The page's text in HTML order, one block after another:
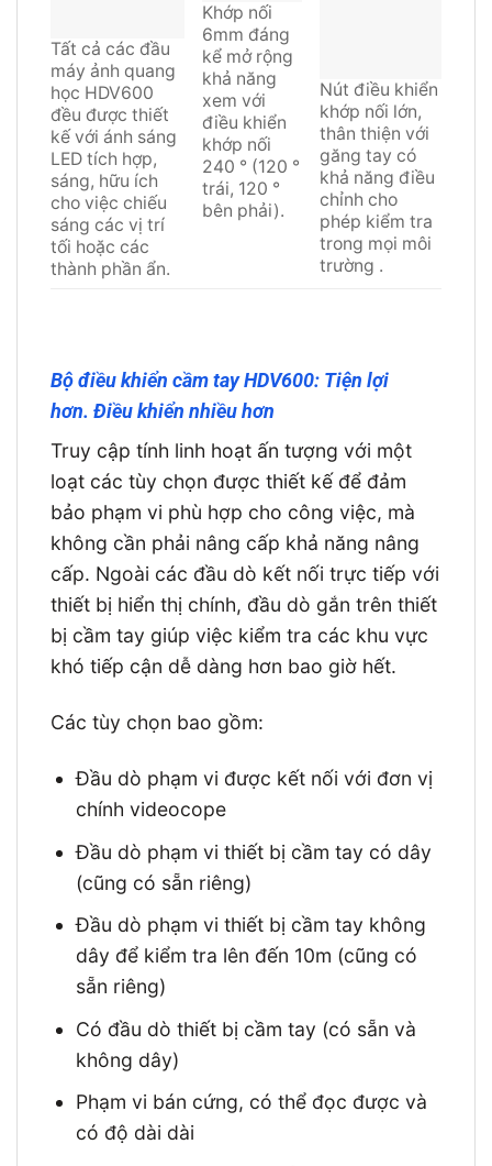
Tất cả các đầu
máy ảnh quang
học HDV600
đều được thiết
kế với ánh sáng
LED tích hợp,
sáng, hữu ích
cho việc chiếu
sáng các vị trí
tối hoặc các
thành phần ẩn.
Khớp nối
6mm đáng
kể mở rộng
khả năng
xem với
điều khiển
khớp nối
240 ° (120 °
trái, 120 °
bên phải).
Nút điều khiển
khớp nối lớn,
thân thiện với
găng tay có
khả năng điều
chỉnh cho
phép kiểm tra
trong mọi môi
trường .
Bộ điều khiển cầm tay HDV600: Tiện lợi
hơn. Điều khiển nhiều hơn
Truy cập tính linh hoạt ấn tượng với một
loạt các tùy chọn được thiết kế để đảm
bảo phạm vi phù hợp cho công việc, mà
không cần phải nâng cấp khả năng nâng
cấp. Ngoài các đầu dò kết nối trực tiếp với
thiết bị hiển thị chính, đầu dò gắn trên thiết
bị cầm tay giúp việc kiểm tra các khu vực
khó tiếp cận dễ dàng hơn bao giờ hết.
Các tùy chọn bao gồm:
Đầu dò phạm vi được kết nối với đơn vị
chính videocope
Đầu dò phạm vi thiết bị cầm tay có dây
(cũng có sẵn riêng)
Đầu dò phạm vi thiết bị cầm tay không
dây để kiểm tra lên đến 10m (cũng có
sẵn riêng)
Có đầu dò thiết bị cầm tay (có sẵn và
không dây)
Phạm vi bán cứng, có thể đọc được và
có độ dài dài